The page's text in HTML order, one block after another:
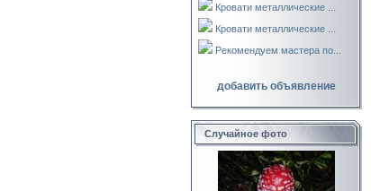
Кровати металлические ...
Кровати металлические ...
Рекомендуем мастера по...
добавить объявление
Случайное фото